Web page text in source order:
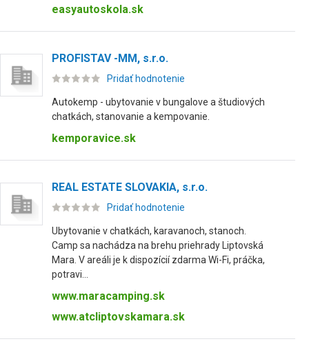
easyautoskola.sk
PROFISTAV -MM, s.r.o.
Pridať hodnotenie
Autokemp - ubytovanie v bungalove a študiových
chatkách, stanovanie a kempovanie.
kemporavice.sk
REAL ESTATE SLOVAKIA, s.r.o.
Pridať hodnotenie
Ubytovanie v chatkách, karavanoch, stanoch.
Camp sa nachádza na brehu priehrady Liptovská
Mara. V areáli je k dispozícií zdarma Wi-Fi, práčka,
potravi...
www.maracamping.sk
www.atcliptovskamara.sk